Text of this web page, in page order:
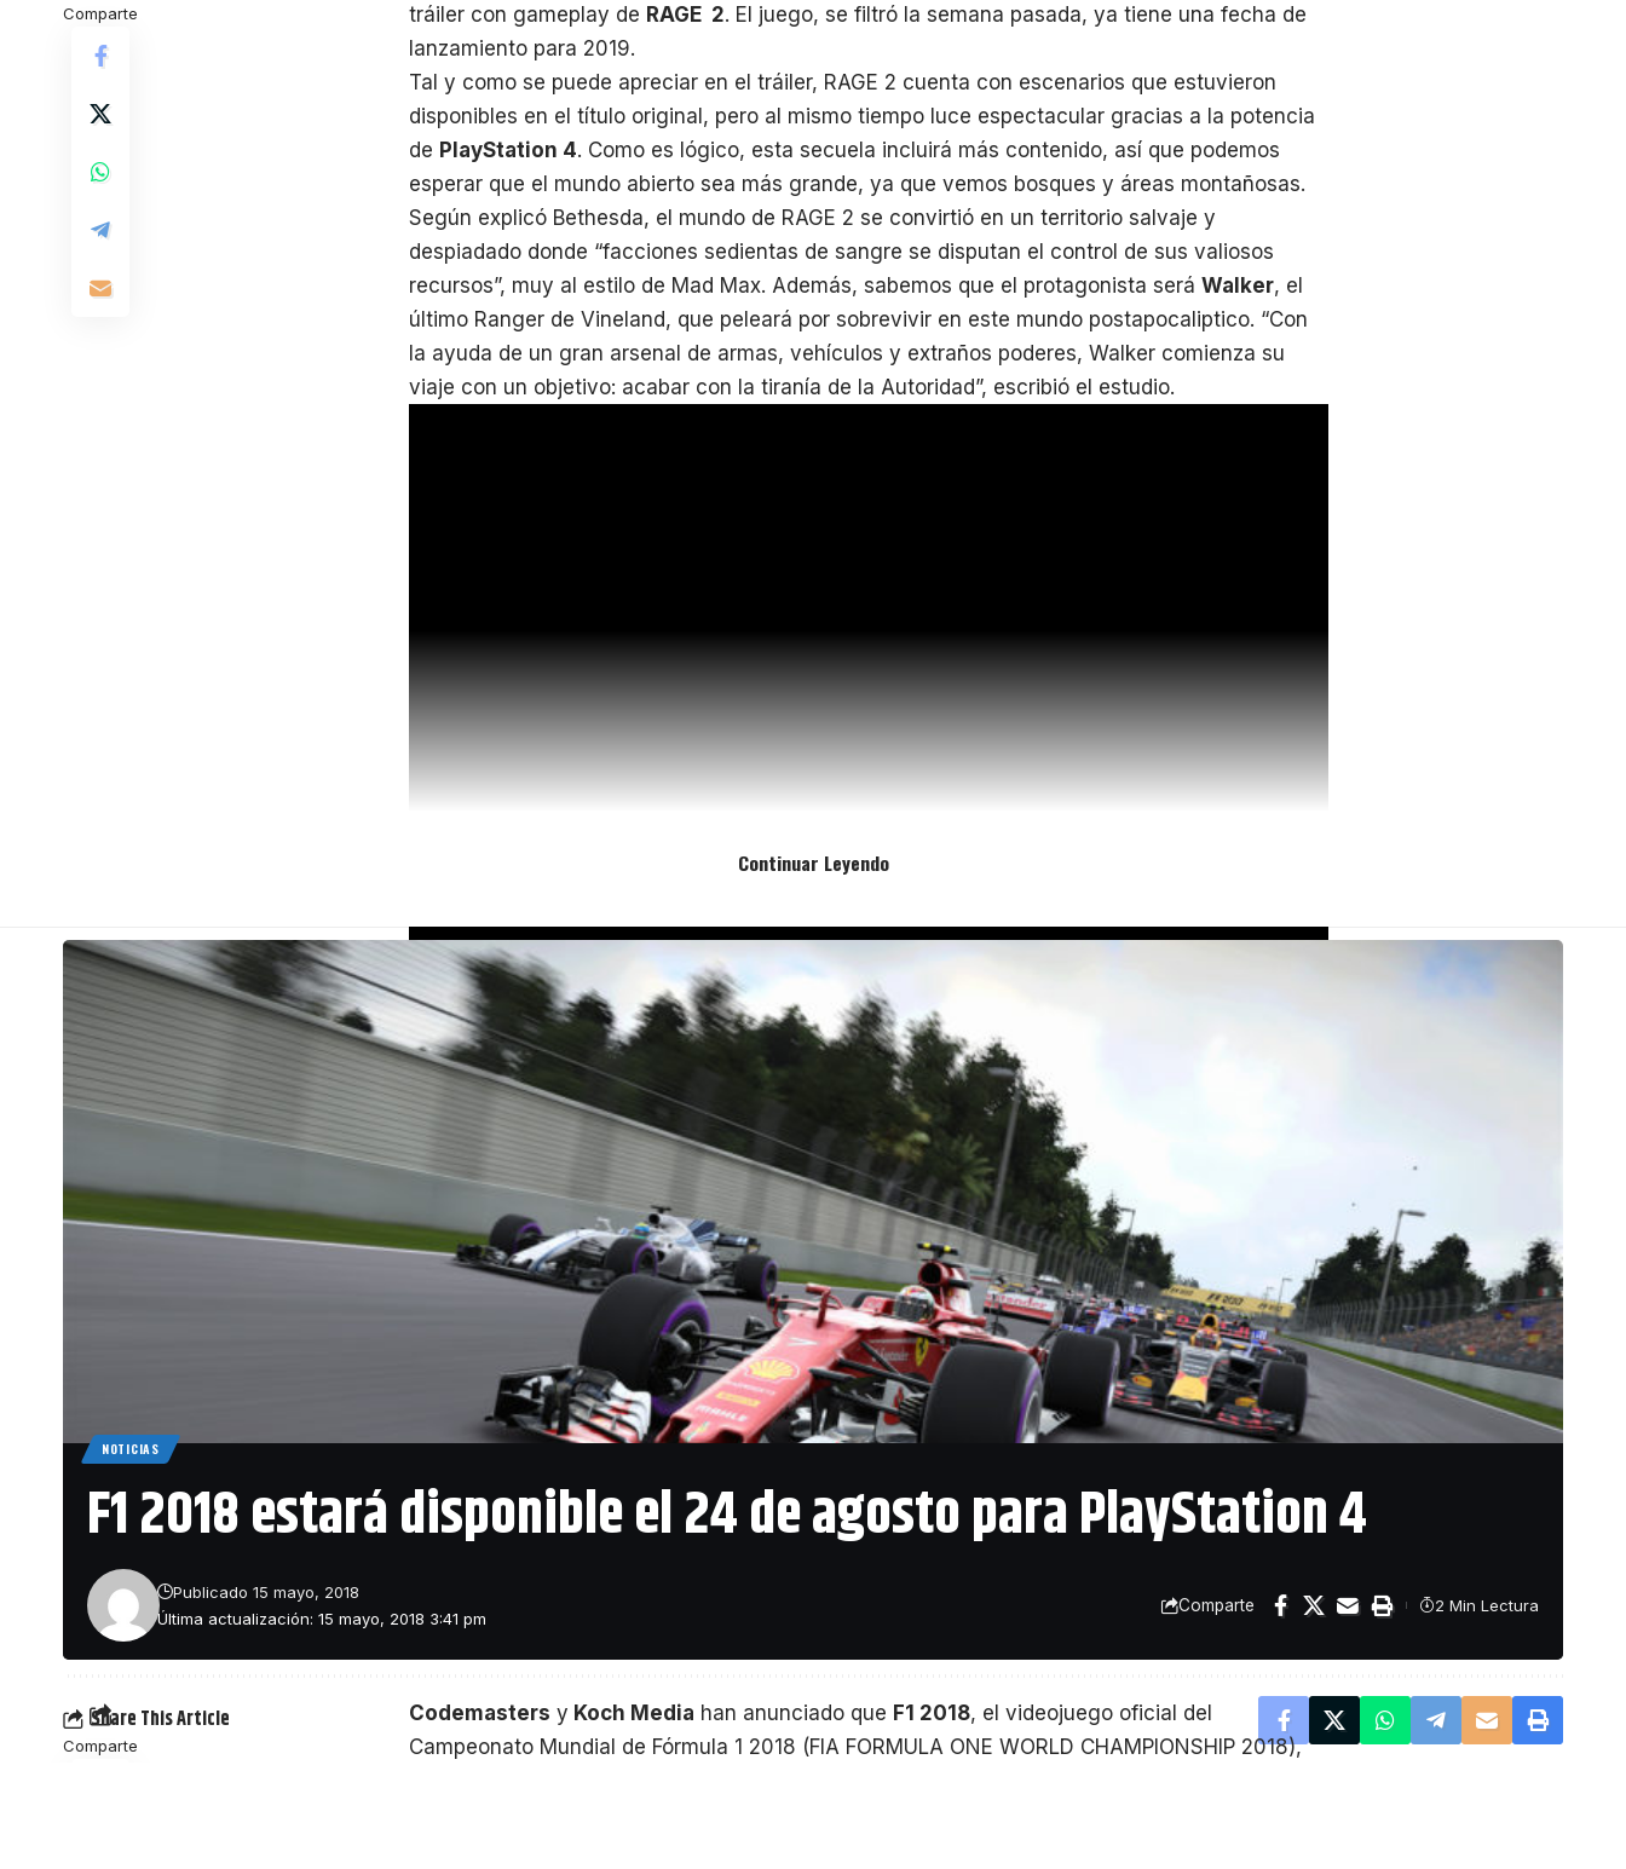
Comparte
tráiler con gameplay de RAGE 2. El juego, se filtró la semana pasada, ya tiene una fecha de
lanzamiento para 2019.
Tal y como se puede apreciar en el tráiler, RAGE 2 cuenta con escenarios que estuvieron
disponibles en el título original, pero al mismo tiempo luce espectacular gracias a la potencia
de PlayStation 4. Como es lógico, esta secuela incluirá más contenido, así que podemos
esperar que el mundo abierto sea más grande, ya que vemos bosques y áreas montañosas.
Según explicó Bethesda, el mundo de RAGE 2 se convirtió en un territorio salvaje y
despiadado donde “facciones sedientas de sangre se disputan el control de sus valiosos
recursos”, muy al estilo de Mad Max. Además, sabemos que el protagonista será Walker, el
último Ranger de Vineland, que peleará por sobrevivir en este mundo postapocaliptico. “Con
la ayuda de un gran arsenal de armas, vehículos y extraños poderes, Walker comienza su
viaje con un objetivo: acabar con la tiranía de la Autoridad”, escribió el estudio.
COMPRA AHORA EN AMAZON
RAGE 2 es una secuela del título que debutó en 2011 para PlayStation 3. El desarrollo está
2018, donde mostrarán un nuevo gameplay y revelarán más detalles.
Share This Article
Continuar Leyendo
NOTICIAS
F1 2018 estará disponible el 24 de agosto para PlayStation 4
Última actualización: 15 mayo, 2018 3:41 pm
Publicado 15 mayo, 2018
Comparte 2 Min Lectura
Comparte
Codemasters y Koch Media han anunciado que F1 2018, el videojuego oficial del
Campeonato Mundial de Fórmula 1 2018 (FIA FORMULA ONE WORLD CHAMPIONSHIP 2018),